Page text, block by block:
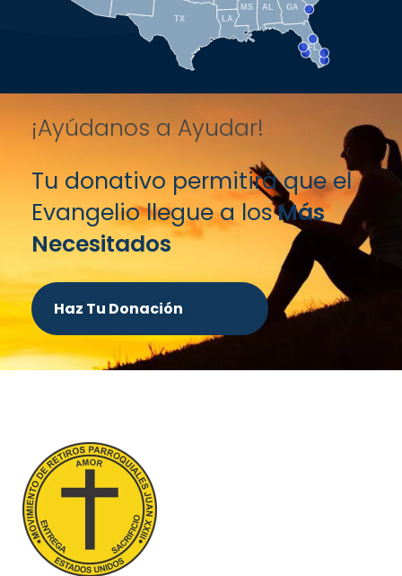
FL
GA
AL
LA
MS
TX
¡Ayúdanos a Ayudar!
Tu donativo permitirá que el
Evangelio llegue a losMás
Necesitados
Haz Tu Donación